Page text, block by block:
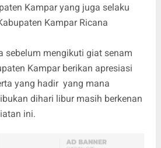
Kampar yang juga selaku
Kampar Ricana
sebelum mengikuti giat senam
Kampar berikan apresiasi
yang hadir yang mana
dihari libur masih berkenan
ini.